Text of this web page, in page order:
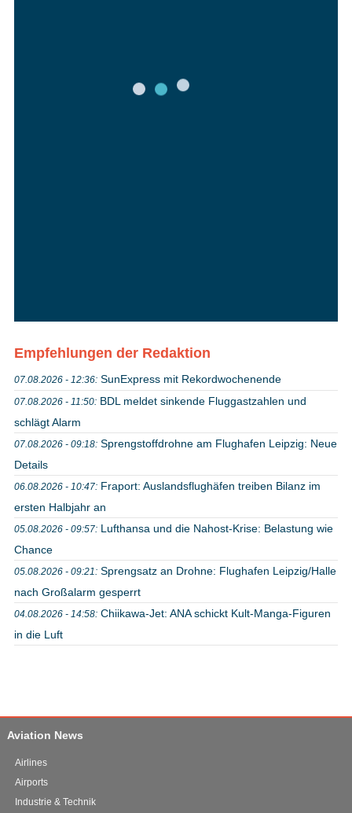
Empfehlungen der Redaktion
07.08.2026 - 12:36: SunExpress mit Rekordwochenende
07.08.2026 - 11:50: BDL meldet sinkende Fluggastzahlen und
schlägt Alarm
07.08.2026 - 09:18: Sprengstoffdrohne am Flughafen Leipzig: Neue
Details
06.08.2026 - 10:47: Fraport: Auslandsflughäfen treiben Bilanz im
ersten Halbjahr an
05.08.2026 - 09:57: Lufthansa und die Nahost-Krise: Belastung wie
Chance
05.08.2026 - 09:21: Sprengsatz an Drohne: Flughafen Leipzig/Halle
nach Großalarm gesperrt
04.08.2026 - 14:58: Chiikawa-Jet: ANA schickt Kult-Manga-Figuren
in die Luft
Aviation News
Airlines
Airports
Industrie & Technik